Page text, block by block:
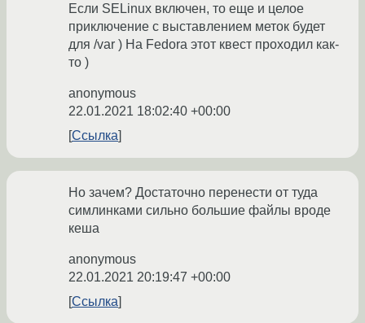
Если SELinux включен, то еще и целое
приключение с выставлением меток будет
для /var ) На Fedora этот квест проходил как-
то )
anonymous
22.01.2021 18:02:40 +00:00
Ссылка
Но зачем? Достаточно перенести от туда
симлинками сильно большие файлы вроде
кеша
anonymous
22.01.2021 20:19:47 +00:00
Ссылка